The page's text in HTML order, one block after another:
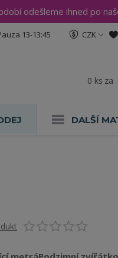
odešleme ihned po
CZK
13-13:45
0 ks za
DALŠÍ